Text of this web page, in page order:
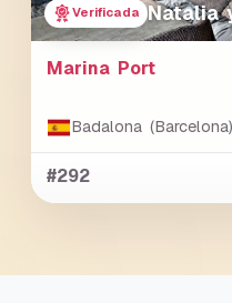
Verificada Natalia
Marina Port
Badalona (Barcelona)
#292